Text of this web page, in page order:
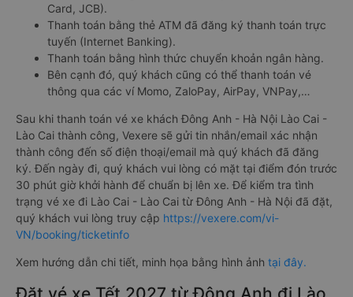
Card, JCB).
Thanh toán bằng thẻ ATM đã đăng ký thanh toán trực
tuyến (Internet Banking).
Thanh toán bằng hình thức chuyển khoản ngân hàng.
Bên cạnh đó, quý khách cũng có thể thanh toán vé
thông qua các ví Momo, ZaloPay, AirPay, VNPay,…
Sau khi thanh toán vé xe khách Đông Anh - Hà Nội Lào Cai -
Lào Cai thành công, Vexere sẽ gửi tin nhắn/email xác nhận
thành công đến số điện thoại/email mà quý khách đã đăng
ký. Đến ngày đi, quý khách vui lòng có mặt tại điểm đón trước
30 phút giờ khởi hành để chuẩn bị lên xe. Để kiểm tra tình
trạng vé xe đi Lào Cai - Lào Cai từ Đông Anh - Hà Nội đã đặt,
quý khách vui lòng truy cập https://vexere.com/vi-
VN/booking/ticketinfo
Xem hướng dẫn chi tiết, minh họa bằng hình ảnh tại đây.